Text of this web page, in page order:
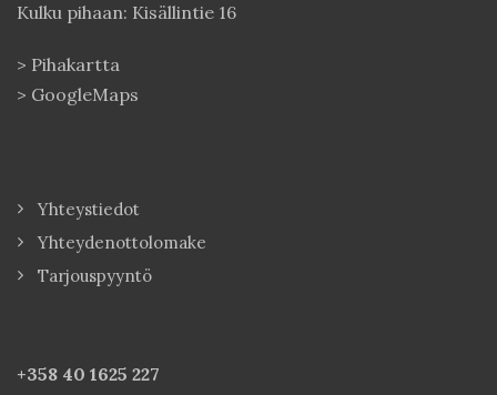
Kulku pihaan: Kisällintie 16
> Pihakartta
> GoogleMaps
Yhteystiedot
Yhteydenottolomake
Tarjouspyyntö
+358 40 1625 227